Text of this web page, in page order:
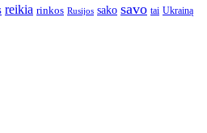
reikia rinkos Rusijos sako savo tai Ukrainą